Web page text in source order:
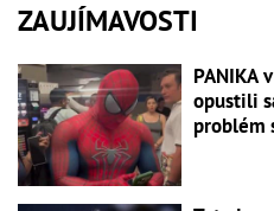
ZAUJÍMAVOSTI
PANIKA
opustili
problém